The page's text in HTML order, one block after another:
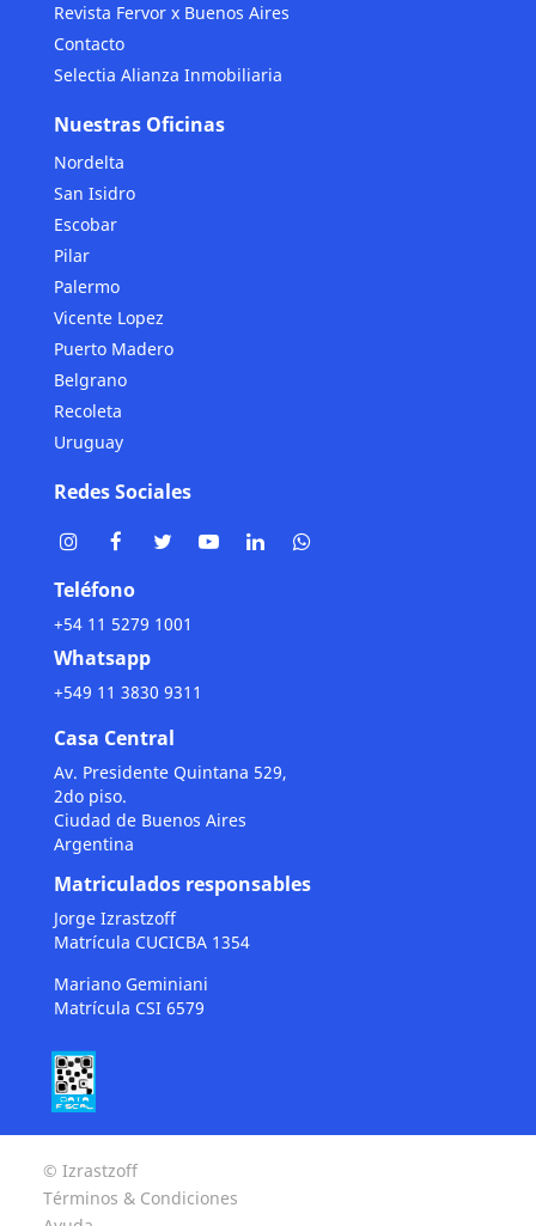
Revista Fervor x Buenos Aires
Contacto
Selectia Alianza Inmobiliaria
Nuestras Oficinas
Nordelta
San Isidro
Escobar
Pilar
Palermo
Vicente Lopez
Puerto Madero
Belgrano
Recoleta
Uruguay
Redes Sociales
Teléfono
+54 11 5279 1001
Whatsapp
+549 11 3830 9311
Casa Central
Av. Presidente Quintana 529,
2do piso.
Ciudad de Buenos Aires
Argentina
Matriculados responsables
Jorge Izrastzoff
Matrícula CUCICBA 1354
Mariano Geminiani
Matrícula CSI 6579
© Izrastzoff
Términos & Condiciones